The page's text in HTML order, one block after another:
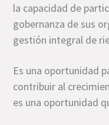
la capacidad de
gobernanza de sus
gestión integral de
Es una oportunidad
contribuir al
es una oportunidad